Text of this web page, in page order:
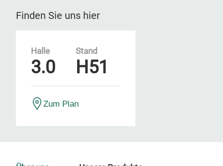
Finden Sie uns hier
Halle
3.0
Stand
H51
Zum Plan